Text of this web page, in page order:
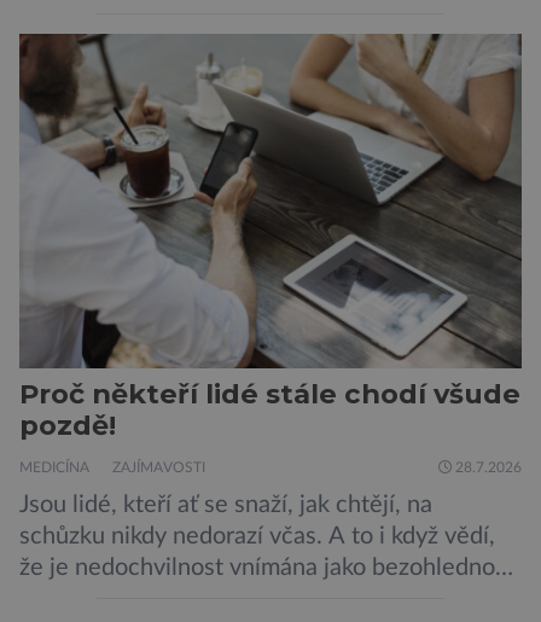
Ovšem slyšet o prvním ohnisku hantaviru na
výletní lodi bylo znepokojivé i pro odborníky.
Zdá se, že nebezpečí bylo prozatím zažehnáno.
Máme se bát nové pandemie? Hantavirus […]
Proč někteří lidé stále chodí všude
pozdě!
MEDICÍNA ZAJÍMAVOSTI 28.7.2026
Jsou lidé, kteří ať se snaží, jak chtějí, na
schůzku nikdy nedorazí včas. A to i když vědí,
že je nedochvilnost vnímána jako bezohlednost